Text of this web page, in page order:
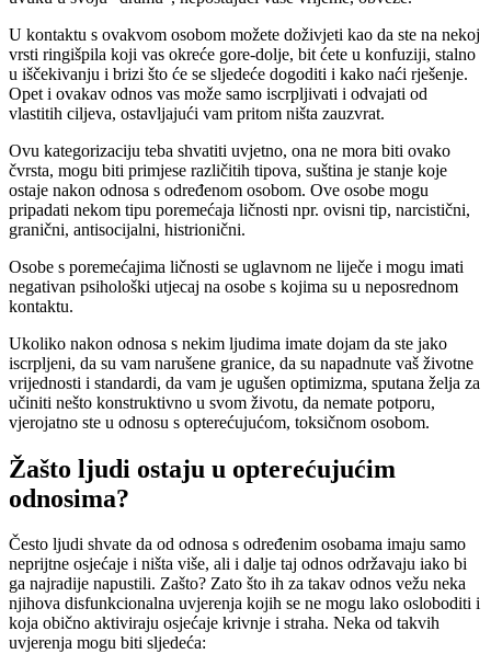
U kontaktu s ovakvom osobom možete doživjeti kao da ste na nekoj
vrsti ringišpila koji vas okreće gore-dolje, bit ćete u konfuziji, stalno
u iščekivanju i brizi što će se sljedeće dogoditi i kako naći rješenje.
Opet i ovakav odnos vas može samo iscrpljivati i odvajati od
vlastitih ciljeva, ostavljajući vam pritom ništa zauzvrat.
Ovu kategorizaciju teba shvatiti uvjetno, ona ne mora biti ovako
čvrsta, mogu biti primjese različitih tipova, suština je stanje koje
ostaje nakon odnosa s određenom osobom. Ove osobe mogu
pripadati nekom tipu poremećaja ličnosti npr. ovisni tip, narcistični,
granični, antisocijalni, histrionični.
Osobe s poremećajima ličnosti se uglavnom ne liječe i mogu imati
negativan psihološki utjecaj na osobe s kojima su u neposrednom
kontaktu.
Ukoliko nakon odnosa s nekim ljudima imate dojam da ste jako
iscrpljeni, da su vam narušene granice, da su napadnute vaš životne
vrijednosti i standardi, da vam je ugušen optimizma, sputana želja za
učiniti nešto konstruktivno u svom životu, da nemate potporu,
vjerojatno ste u odnosu s opterećujućom, toksičnom osobom.
Žašto ljudi ostaju u opterećujućim
odnosima?
Često ljudi shvate da od odnosa s određenim osobama imaju samo
neprijtne osjećaje i ništa više, ali i dalje taj odnos održavaju iako bi
ga najradije napustili. Zašto? Zato što ih za takav odnos vežu neka
njihova disfunkcionalna uvjerenja kojih se ne mogu lako osloboditi i
koja obično aktiviraju osjećaje krivnje i straha. Neka od takvih
uvjerenja mogu biti sljedeća: